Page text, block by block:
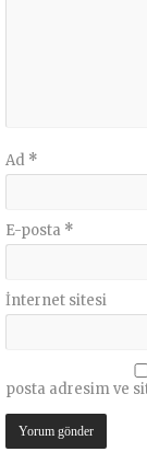
Ad *
E-posta *
İnternet sitesi
posta adresim ve